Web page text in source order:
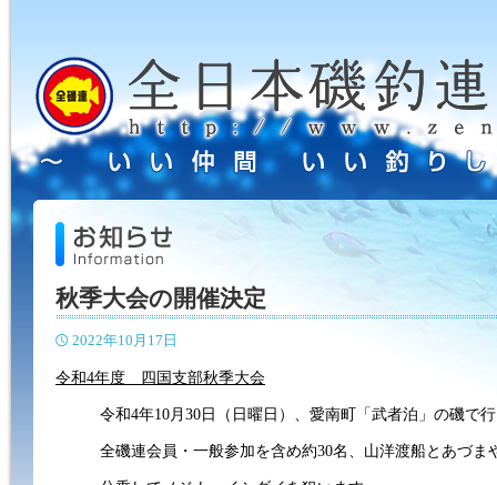
秋季大会の開催決定
2022年10月17日
令和4年度 四国支部秋季大会
令和4年10月30日（日曜日）、愛南町「武者泊」の磯で
全磯連会員・一般参加を含め約30名、山洋渡船とあづま